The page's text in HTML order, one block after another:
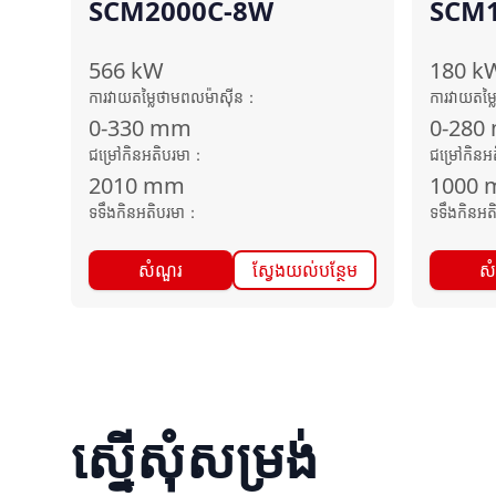
SCM2000C-8W
566 kW
ការវាយតម្លៃថាមពលម៉ាស៊ីន ：
0-330 mm
ជម្រៅកិនអតិបរមា ：
2010 mm
ទទឹងកិនអតិបរមា ：
សំណួរ ស្វែងយល់បន្ថែម
180
ការវាយត
0-280
ជម្រៅកិនអ
1000
ទទឹងកិនអតិ
ស្នើសុំសម្រង់